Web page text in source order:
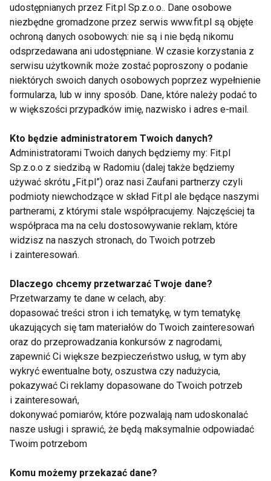
MODA NA SPORTOWO SPORTOWY STYL
FIT LIGHT
Moda
Okulary Ray Ban –
dlaczego są tak
popularne?
Modne bluzy męskie i
inne ubrania dla
Poczuj miętę do
fitnessu!
Black Friday! Mega
rabaty na legginsy i
odzież Jestem FIT
Pokaż więcej
udostępnianych przez Fit.pl Sp.z.o.o.. Dane osobowe
niezbędne gromadzone przez serwis www.fit.pl są objęte
ochroną danych osobowych: nie są i nie będą nikomu
odsprzedawana ani udostępniane. W czasie korzystania z
serwisu użytkownik może zostać poproszony o podanie
niektórych swoich danych osobowych poprzez wypełnienie
formularza, lub w inny sposób. Dane, które należy podać to
w większości przypadków imię, nazwisko i adres e-mail.
Kto będzie administratorem Twoich danych?
Administratorami Twoich danych będziemy my: Fit.pl
Sp.z.o.o z siedzibą w Radomiu (dalej także będziemy
używać skrótu „Fit.pl”) oraz nasi Zaufani partnerzy czyli
podmioty niewchodzące w skład Fit.pl ale będące naszymi
partnerami, z którymi stale współpracujemy. Najczęściej ta
współpraca ma na celu dostosowywanie reklam, które
widzisz na naszych stronach, do Twoich potrzeb
i zainteresowań.
Dlaczego chcemy przetwarzać Twoje dane?
Przetwarzamy te dane w celach, aby:
dopasować treści stron i ich tematykę, w tym tematykę
ukazujących się tam materiałów do Twoich zainteresowań
oraz do przeprowadzania konkursów z nagrodami,
zapewnić Ci większe bezpieczeństwo usług, w tym aby
wykryć ewentualne boty, oszustwa czy nadużycia,
pokazywać Ci reklamy dopasowane do Twoich potrzeb
i zainteresowań,
dokonywać pomiarów, które pozwalają nam udoskonalać
nasze usługi i sprawić, że będą maksymalnie odpowiadać
Twoim potrzebom
Komu możemy przekazać dane?